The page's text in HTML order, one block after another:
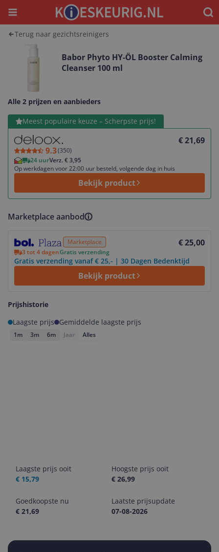
Menu
Terug naar gezichtsreinigers
Babor Phyto HY-ÖL Booster Calming
Cleanser 100 ml
Alle 2 prijzen en aanbieders
Meest populaire keuze – Scherpste prijs!
9.3(350)
€ 21,69
24 uurVerz. € 3,95
Op werkdagen voor 22:00 uur besteld, volgende dag in huis
Bekijk product
Bekijk product
Marketplace aanbod
Marketplace € 25,00
3 tot 4 dagenGratis verzending
Gratis verzending vanaf € 25,- | 30 Dagen Bedenktijd
Bekijk product
Prijshistorie
Laagste prijs
Gemiddelde laagste prijs
1m 3m 6m Jaar Alles
Laagste prijs ooit
€ 15,79
Hoogste prijs ooit
€ 26,99
Goedkoopste nu
€ 21,69
Laatste prijsupdate
07-08-2026